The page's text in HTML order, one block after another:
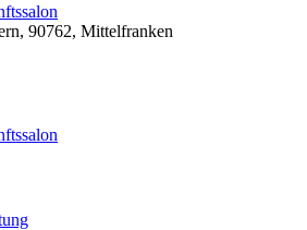
90762, Mittelfranken